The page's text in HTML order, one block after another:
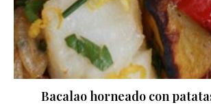
Bacalao horneado con